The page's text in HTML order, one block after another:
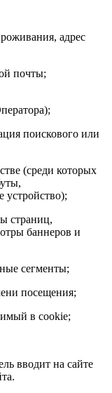
адрес
почты;
поискового или
(среди которых
устройство);
страниц,
баннеров и
сегменты;
посещения;
в cookie;
вводит на сайте